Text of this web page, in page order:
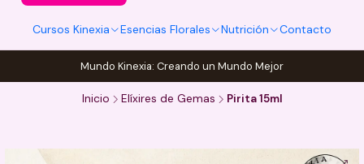
Cursos Kinexia Esencias Florales Nutrición Contacto
Mundo Kinexia: Creando un Mundo Mejor
Inicio Elíxires de Gemas Pirita 15ml